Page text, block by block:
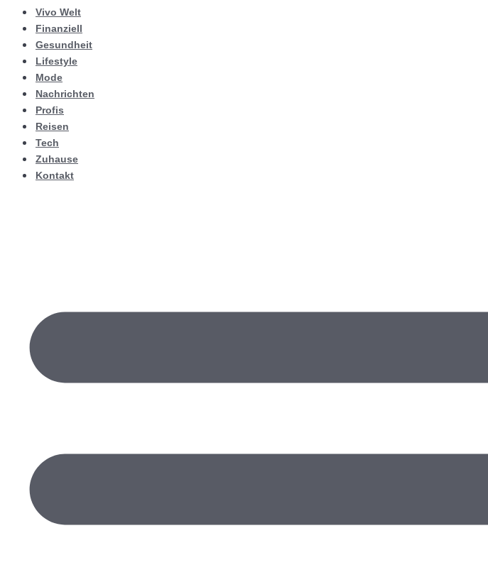
Vivo Welt
Finanziell
Gesundheit
Lifestyle
Mode
Nachrichten
Profis
Reisen
Tech
Zuhause
Kontakt